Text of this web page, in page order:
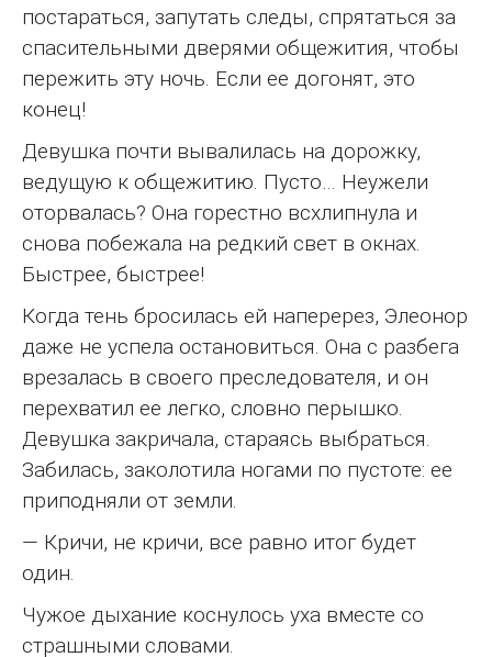
постараться, запутать следы, спрятаться за
спасительными дверями общежития, чтобы
пережить эту ночь. Если ее догонят, это
конец!
Девушка почти вывалилась на дорожку,
ведущую к общежитию. Пусто… Неужели
оторвалась? Она горестно всхлипнула и
снова побежала на редкий свет в окнах.
Быстрее, быстрее!
Когда тень бросилась ей наперерез, Элеонор
даже не успела остановиться. Она с разбега
врезалась в своего преследователя, и он
перехватил ее легко, словно перышко.
Девушка закричала, стараясь выбраться.
Забилась, заколотила ногами по пустоте: ее
приподняли от земли.
— Кричи, не кричи, все равно итог будет
один.
Чужое дыхание коснулось уха вместе со
страшными словами.